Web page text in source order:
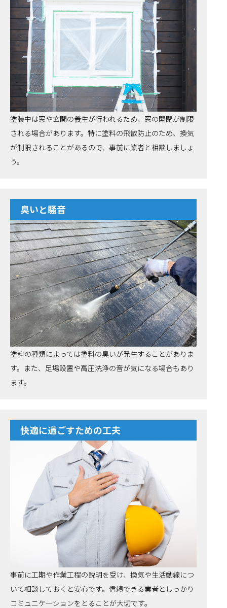
塗装中は窓や玄関の養生が行われるため、窓の開閉が制限
される場合があります。特に塗料の飛散防止のため、換気
が制限されることがあるので、事前に業者と相談しましょ
う。
臭いと騒音
塗料の種類によっては塗料の臭いが発生することがありま
す。また、足場設置や高圧洗浄の音が気になる場合もあり
ます。
快適に過ごすための工夫
事前に工期や作業工程の説明を受け、換気や生活動線につ
いて相談しておくと安心です。信頼できる業者としっかり
コミュニケーションをとることが大切です。